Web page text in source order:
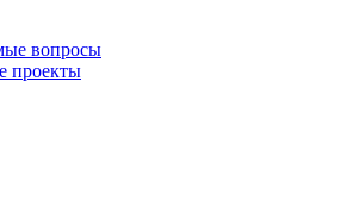
вопросы
проекты